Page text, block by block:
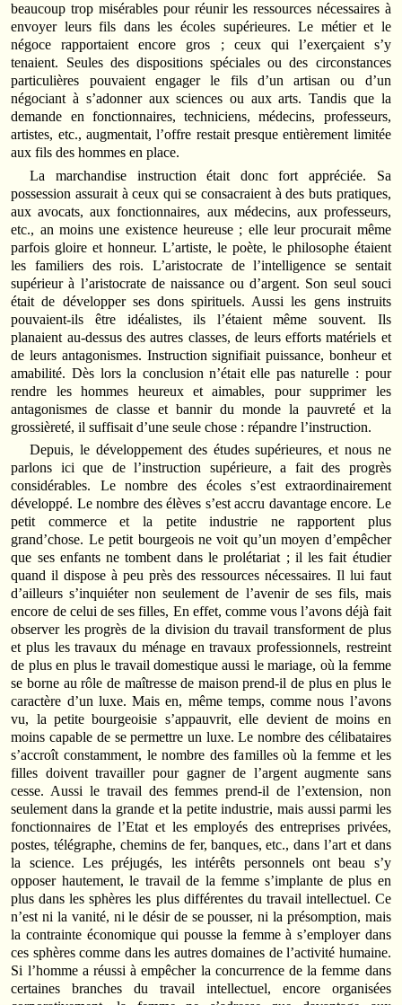
beaucoup trop misérables pour réunir les ressources nécessaires à
envoyer leurs fils dans les écoles supérieures. Le métier et le
négoce rapportaient encore gros ; ceux qui l’exerçaient s’y
tenaient. Seules des dispositions spéciales ou des circonstances
particulières pouvaient engager le fils d’un artisan ou d’un
négociant à s’adonner aux sciences ou aux arts. Tandis que la
demande en fonctionnaires, techniciens, médecins, professeurs,
artistes, etc., augmentait, l’offre restait presque entièrement limitée
aux fils des hommes en place.
La marchandise instruction était donc fort appréciée. Sa
possession assurait à ceux qui se consacraient à des buts pratiques,
aux avocats, aux fonctionnaires, aux médecins, aux professeurs,
etc., an moins une existence heureuse ; elle leur procurait même
parfois gloire et honneur. L’artiste, le poète, le philosophe étaient
les familiers des rois. L’aristocrate de l’intelligence se sentait
supérieur à l’aristocrate de naissance ou d’argent. Son seul souci
était de développer ses dons spirituels. Aussi les gens instruits
pouvaient-ils être idéalistes, ils l’étaient même souvent. Ils
planaient au-dessus des autres classes, de leurs efforts matériels et
de leurs antagonismes. Instruction signifiait puissance, bonheur et
amabilité. Dès lors la conclusion n’était elle pas naturelle : pour
rendre les hommes heureux et aimables, pour supprimer les
antagonismes de classe et bannir du monde la pauvreté et la
grossièreté, il suffisait d’une seule chose : répandre l’instruction.
Depuis, le développement des études supérieures, et nous ne
parlons ici que de l’instruction supérieure, a fait des progrès
considérables. Le nombre des écoles s’est extraordinairement
développé. Le nombre des élèves s’est accru davantage encore. Le
petit commerce et la petite industrie ne rapportent plus
grand’chose. Le petit bourgeois ne voit qu’un moyen d’empêcher
que ses enfants ne tombent dans le prolétariat ; il les fait étudier
quand il dispose à peu près des ressources nécessaires. Il lui faut
d’ailleurs s’inquiéter non seulement de l’avenir de ses fils, mais
encore de celui de ses filles, En effet, comme vous l’avons déjà fait
observer les progrès de la division du travail transforment de plus
et plus les travaux du ménage en travaux professionnels, restreint
de plus en plus le travail domestique aussi le mariage, où la femme
se borne au rôle de maîtresse de maison prend-il de plus en plus le
caractère d’un luxe. Mais en, même temps, comme nous l’avons
vu, la petite bourgeoisie s’appauvrit, elle devient de moins en
moins capable de se permettre un luxe. Le nombre des célibataires
s’accroît constamment, le nombre des familles où la femme et les
filles doivent travailler pour gagner de l’argent augmente sans
cesse. Aussi le travail des femmes prend-il de l’extension, non
seulement dans la grande et la petite industrie, mais aussi parmi les
fonctionnaires de l’Etat et les employés des entreprises privées,
postes, télégraphe, chemins de fer, banques, etc., dans l’art et dans
la science. Les préjugés, les intérêts personnels ont beau s’y
opposer hautement, le travail de la femme s’implante de plus en
plus dans les sphères les plus différentes du travail intellectuel. Ce
n’est ni la vanité, ni le désir de se pousser, ni la présomption, mais
la contrainte économique qui pousse la femme à s’employer dans
ces sphères comme dans les autres domaines de l’activité humaine.
Si l’homme a réussi à empêcher la concurrence de la femme dans
certaines branches du travail intellectuel, encore organisées